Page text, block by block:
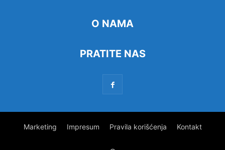
O NAMA
PRATITE NAS
Marketing Impresum Pravila korišćenja Kontakt